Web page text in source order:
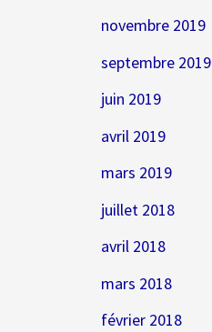
novembre 2019
septembre 2019
juin 2019
avril 2019
mars 2019
juillet 2018
avril 2018
mars 2018
février 2018